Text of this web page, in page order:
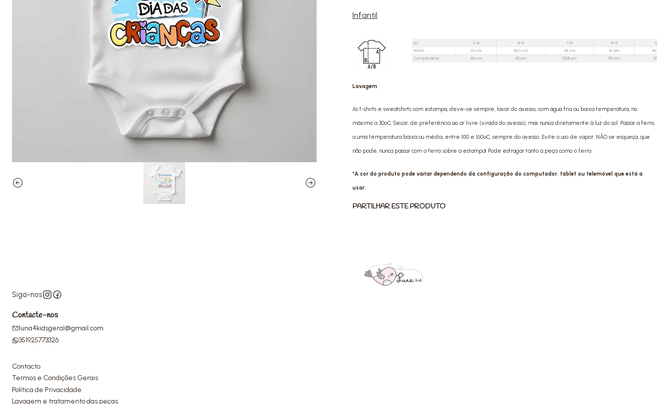
Infantil
Lavagem
As t-shirts e sweatshirts com estampa, deve-se sempre, lavar do avesso, com água fria ou baixa temperatura, no
máximo a 30ºC. Secar, de preferência ao ar livre (virada do avesso), mas nunca diretamente à luz do sol. Passar a ferro,
a uma temperatura baixa ou média, entre 100 e 160ºC, sempre do avesso. Evite o uso de vapor. NÃO se esqueça, que
não pode, nunca passar com o ferro sobre a estampa! Pode estragar tanto a peça como o ferro.
*A cor do produto pode variar dependendo da configuração do computador, tablet ou telemóvel que está a
usar.
PARTILHAR ESTE PRODUTO
Siga-nos
Contacte-nos
luna4kidsgeral@gmail.com
351925773326
Contacto
Termos e Condições Gerais
Política de Privacidade
Lavagem e tratamento das peças